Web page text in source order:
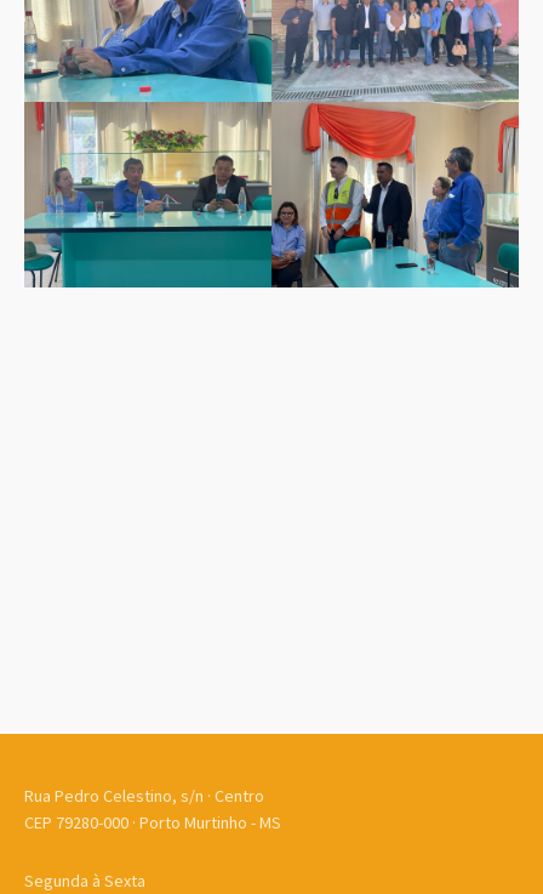
Rua Pedro Celestino, s/n · Centro
CEP 79280-000 · Porto Murtinho - MS
Segunda à Sexta